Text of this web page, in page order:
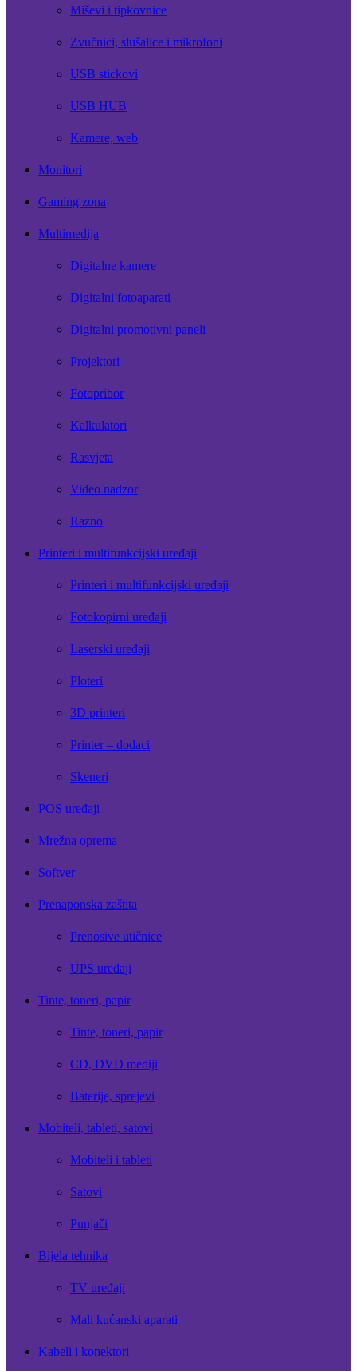
Miševi i tipkovnice
Zvučnici, slušalice i mikrofoni
USB stickovi
USB HUB
Kamere, web
Monitori
Gaming zona
Multimedija
Digitalne kamere
Digitalni fotoaparati
Digitalni promotivni paneli
Projektori
Fotopribor
Kalkulatori
Rasvjeta
Video nadzor
Razno
Printeri i multifunkcijski uređaji
Printeri i multifunkcijski uređaji
Fotokopirni uređaji
Laserski uređaji
Ploteri
3D printeri
Printer – dodaci
Skeneri
POS uređaji
Mrežna oprema
Softver
Prenaponska zaštita
Prenosive utičnice
UPS uređaji
Tinte, toneri, papir
Tinte, toneri, papir
CD, DVD mediji
Baterije, sprejevi
Mobiteli, tableti, satovi
Mobiteli i tableti
Satovi
Punjači
Bijela tehnika
TV uređaji
Mali kućanski aparati
Kabeli i konektori